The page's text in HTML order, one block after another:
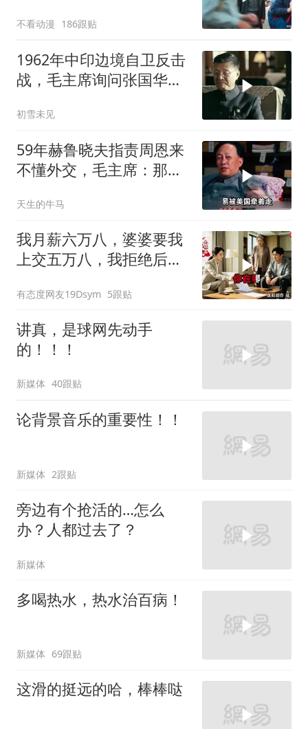
不看动漫 186跟贴
1962年中印边境自卫反击
战，毛主席询问张国华能
初雪未见
59年赫鲁晓夫指责周恩来
不懂外交，毛主席：那我
天生的牛马
我月薪六万八，婆婆要我
上交五万八，我拒绝后她
离婚
有态度网友19Dsym 5跟贴
讲真，是球网先动手
的！！！
新媒体 40跟贴
论背景音乐的重要性！！
新媒体 2跟贴
旁边有个抢活的…怎么
办？人都过去了？
新媒体
多喝热水，热水治百病！
新媒体 69跟贴
这滑的挺远的哈，棒棒哒